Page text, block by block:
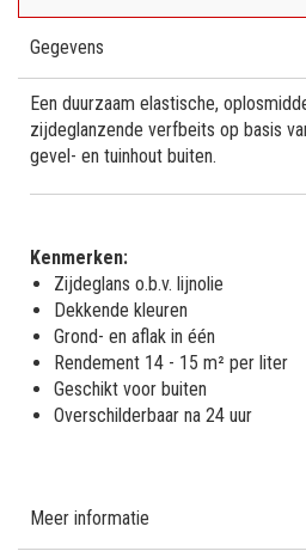
Gegevens
Een duurzaam elastische,
zijdeglanzende verfbeits op basis
gevel- en tuinhout buiten.
Kenmerken:
Zijdeglans o.b.v. lijnolie
Dekkende kleuren
Grond- en aflak in één
Rendement 14 - 15 m² per liter
Geschikt voor buiten
Overschilderbaar na 24 uur
Meer informatie